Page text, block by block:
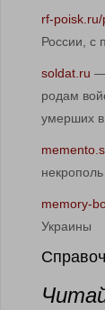
rf-
России, с
soldat.ru —
родам
умерших в
некрополь
memory-
Украины